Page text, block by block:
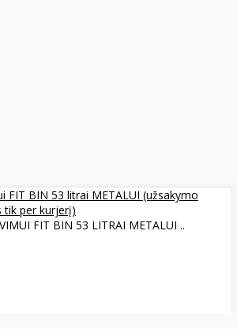
FIT BIN 53 litrai METALUI (užsakymo
tik per kurjerį)
FIT BIN 53 LITRAI METALUI ..